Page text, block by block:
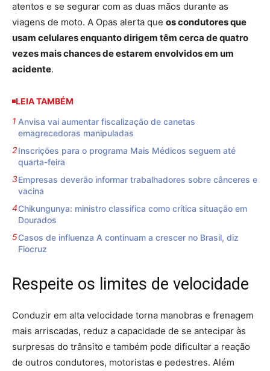
atentos e se segurar com as duas mãos durante as
viagens de moto. A Opas alerta que os condutores que
usam celulares enquanto dirigem têm cerca de quatro
vezes mais chances de estarem envolvidos em um
acidente.
LEIA TAMBÉM
Anvisa vai aumentar fiscalização de canetas
emagrecedoras manipuladas
Inscrições para o programa Mais Médicos seguem até
quarta-feira
Empresas deverão informar trabalhadores sobre cânceres e
vacina
Chikungunya: ministro classifica como crítica situação em
Dourados
Casos de influenza A continuam a crescer no Brasil, diz
Fiocruz
Respeite os limites de velocidade
Conduzir em alta velocidade torna manobras e frenagem
mais arriscadas, reduz a capacidade de se antecipar às
surpresas do trânsito e também pode dificultar a reação
de outros condutores, motoristas e pedestres. Além